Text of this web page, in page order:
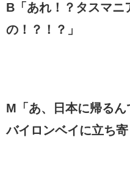
B「あれ！？タスマニ
の！？！？」
M「あ、日本に帰る
バイロンベイに立ち寄